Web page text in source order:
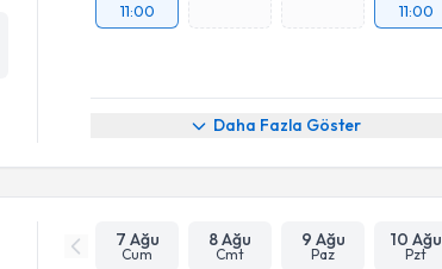
11:00
11:00
Daha Fazla Göster
7 Ağu
Cum
8 Ağu
Cmt
9 Ağu
Paz
10 Ağu
Pzt